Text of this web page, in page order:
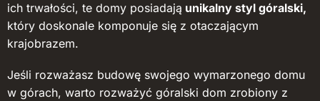
ich trwałości, te domy posiadają unikalny styl góralski,
który doskonale komponuje się z otaczającym
krajobrazem.
Jeśli rozważasz budowę swojego wymarzonego domu
w górach, warto rozważyć góralski dom zrobiony z